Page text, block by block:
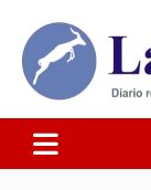
contenido
Diario